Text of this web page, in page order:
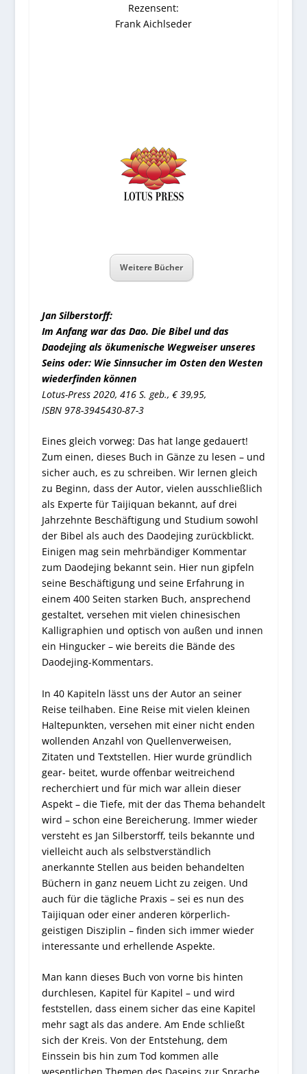
Rezensent:
Frank Aichlseder
Weitere Bücher
Jan Silberstorff:
Im Anfang war das Dao. Die Bibel und das
Daodejing als ökumenische Wegweiser unseres
Seins oder: Wie Sinnsucher im Osten den Westen
wiederfinden können
Lotus-Press 2020, 416 S. geb., € 39,95,
ISBN 978-3945430-87-3
Eines gleich vorweg: Das hat lange gedauert!
Zum einen, dieses Buch in Gänze zu lesen – und
sicher auch, es zu schreiben. Wir lernen gleich
zu Beginn, dass der Autor, vielen ausschließlich
als Experte für Taijiquan bekannt, auf drei
Jahrzehnte Beschäftigung und Studium sowohl
der Bibel als auch des Daodejing zurückblickt.
Einigen mag sein mehrbändiger Kommentar
zum Daodejing bekannt sein. Hier nun gipfeln
seine Beschäftigung und seine Erfahrung in
einem 400 Seiten starken Buch, ansprechend
gestaltet, versehen mit vielen chinesischen
Kalligraphien und optisch von außen und innen
ein Hingucker – wie bereits die Bände des
Daodejing-Kommentars.
In 40 Kapiteln lässt uns der Autor an seiner
Reise teilhaben. Eine Reise mit vielen kleinen
Haltepunkten, versehen mit einer nicht enden
wollenden Anzahl von Quellenverweisen,
Zitaten und Textstellen. Hier wurde gründlich
gear- beitet, wurde offenbar weitreichend
recherchiert und für mich war allein dieser
Aspekt – die Tiefe, mit der das Thema behandelt
wird – schon eine Bereicherung. Immer wieder
versteht es Jan Silberstorff, teils bekannte und
vielleicht auch als selbstverständlich
anerkannte Stellen aus beiden behandelten
Büchern in ganz neuem Licht zu zeigen. Und
auch für die tägliche Praxis – sei es nun des
Taijiquan oder einer anderen körperlich-
geistigen Disziplin – finden sich immer wieder
interessante und erhellende Aspekte.
Man kann dieses Buch von vorne bis hinten
durchlesen, Kapitel für Kapitel – und wird
feststellen, dass einem sicher das eine Kapitel
mehr sagt als das andere. Am Ende schließt
sich der Kreis. Von der Entstehung, dem
Einssein bis hin zum Tod kommen alle